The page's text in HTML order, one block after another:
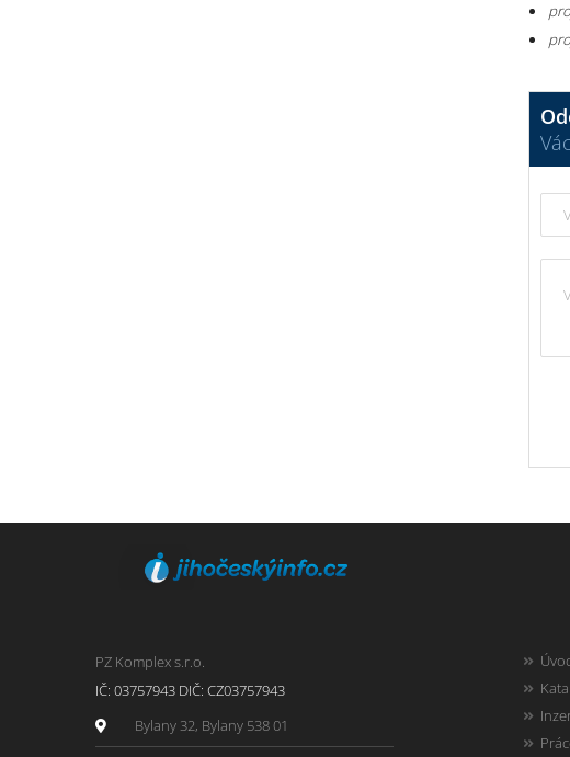
PZ Komplex s.r.o.
IČ: 03757943 DIČ: CZ03757943
Bylany 32, Bylany 538 01